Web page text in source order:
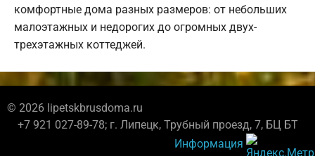
комфортные дома разных размеров: от небольших
малоэтажных и недорогих до огромных двух-
трехэтажных коттеджей.
© 2026 lipetskbrusdoma.ru
+7 921 027-89-78; г. Липецк, Трубный проезд, 7, БЦ БТ
Информация